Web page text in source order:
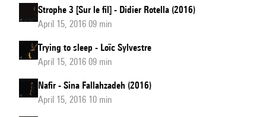
Strophe 3 [Sur le fil] - Didier Rotella (2016)
April 15, 2016 09 min
Trying to sleep - Loïc Sylvestre
April 15, 2016 09 min
Nafir - Sina Fallahzadeh (2016)
April 15, 2016 10 min